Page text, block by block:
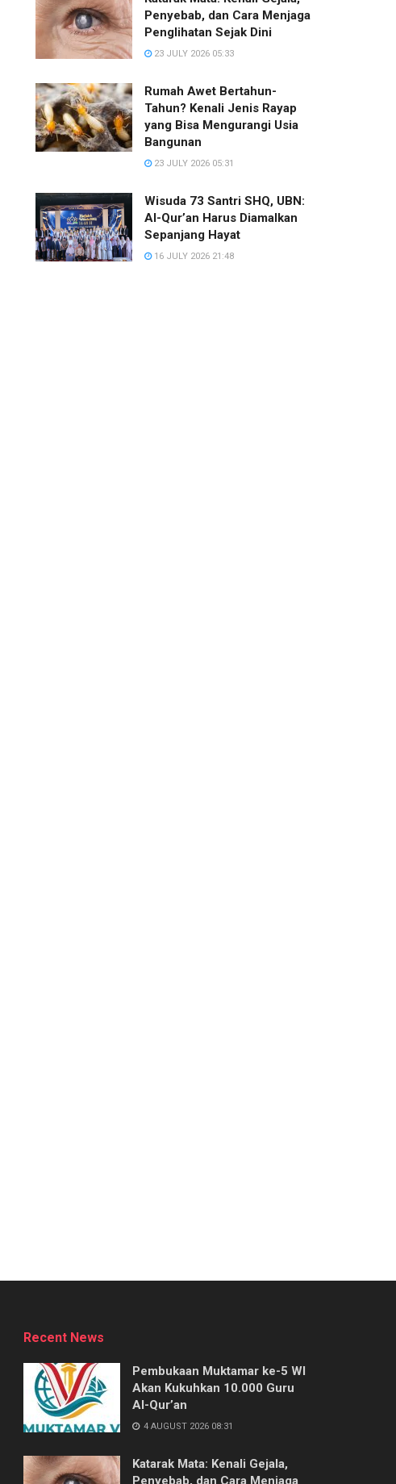
Penyebab, dan Cara Menjaga
Penglihatan Sejak Dini
23 JULY 2026 05:33
Rumah Awet Bertahun-
Tahun? Kenali Jenis Rayap
yang Bisa Mengurangi Usia
Bangunan
23 JULY 2026 05:31
Wisuda 73 Santri SHQ, UBN:
Al-Qur’an Harus Diamalkan
Sepanjang Hayat
16 JULY 2026 21:48
Recent News
Pembukaan Muktamar ke-5 WI
Akan Kukuhkan 10.000 Guru
Al-Qur’an
4 AUGUST 2026 08:31
Katarak Mata: Kenali Gejala,